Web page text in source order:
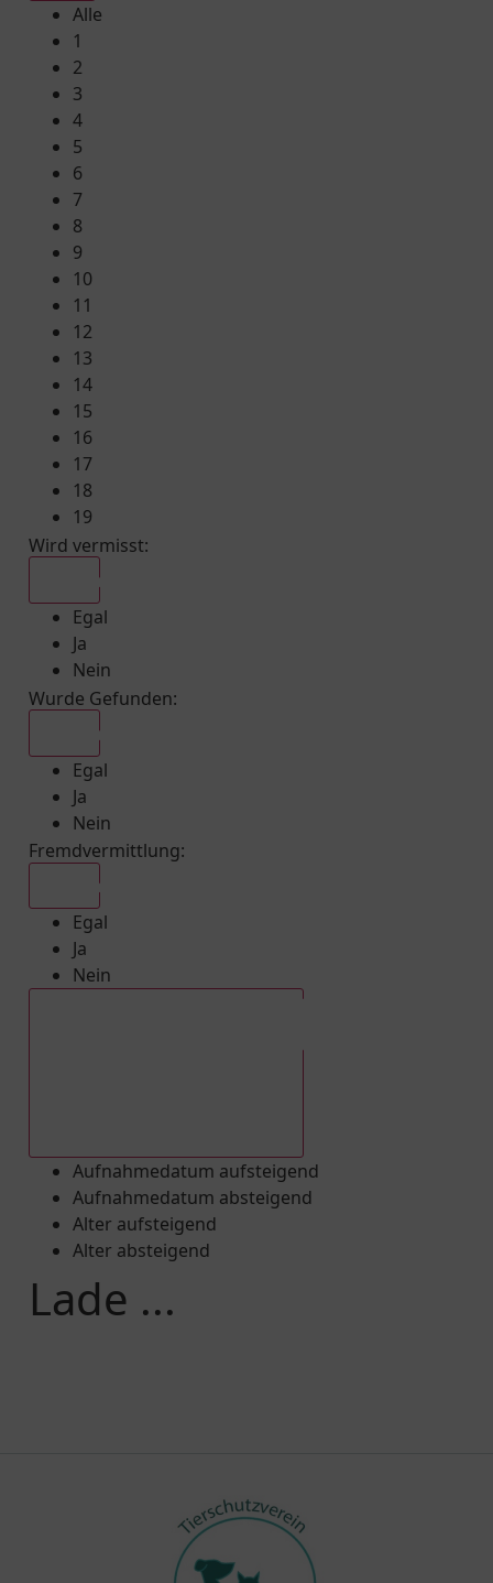
Alle
1
2
3
4
5
6
7
8
9
10
11
12
13
14
15
16
17
18
19
Wird vermisst:
Egal
Ja
Nein
Wurde Gefunden:
Egal
Ja
Nein
Fremdvermittlung:
Egal
Ja
Nein
Aufnahmedatum aufsteigend
Aufnahmedatum absteigend
Alter aufsteigend
Alter absteigend
Lade ...